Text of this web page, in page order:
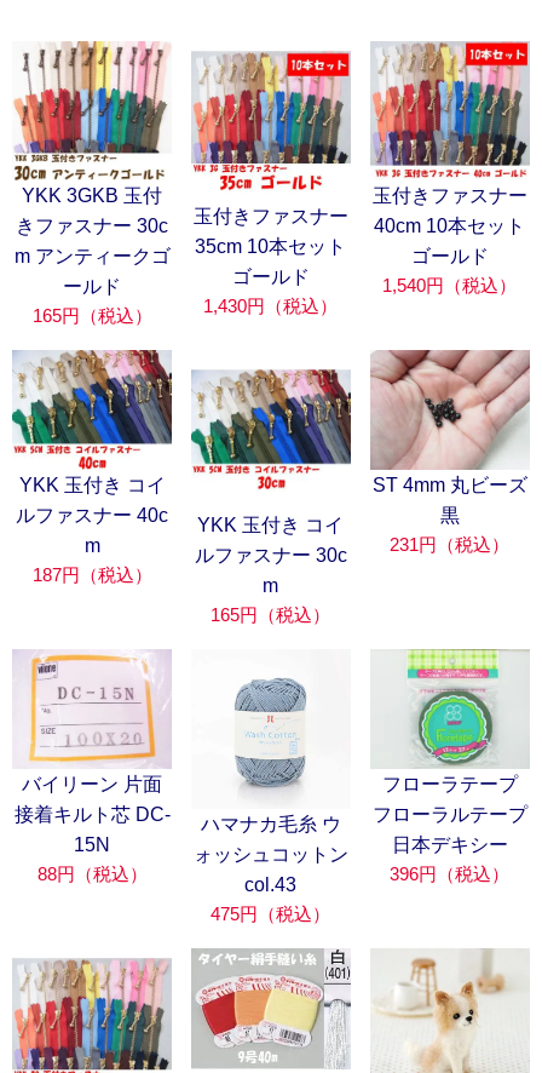
YKK 3GKB 玉付
きファスナー 30c
m アンティークゴ
ールド
165円（税込）
玉付きファスナー
35cm 10本セット
ゴールド
1,430円（税込）
玉付きファスナー
40cm 10本セット
ゴールド
1,540円（税込）
YKK 玉付き コイ
ルファスナー 40c
m
187円（税込）
YKK 玉付き コイ
ルファスナー 30c
m
165円（税込）
ST 4mm 丸ビーズ
黒
231円（税込）
バイリーン 片面
接着キルト芯 DC-
15N
88円（税込）
ハマナカ毛糸 ウ
ォッシュコットン
col.43
475円（税込）
フローラテープ
フローラルテープ
日本デキシー
396円（税込）